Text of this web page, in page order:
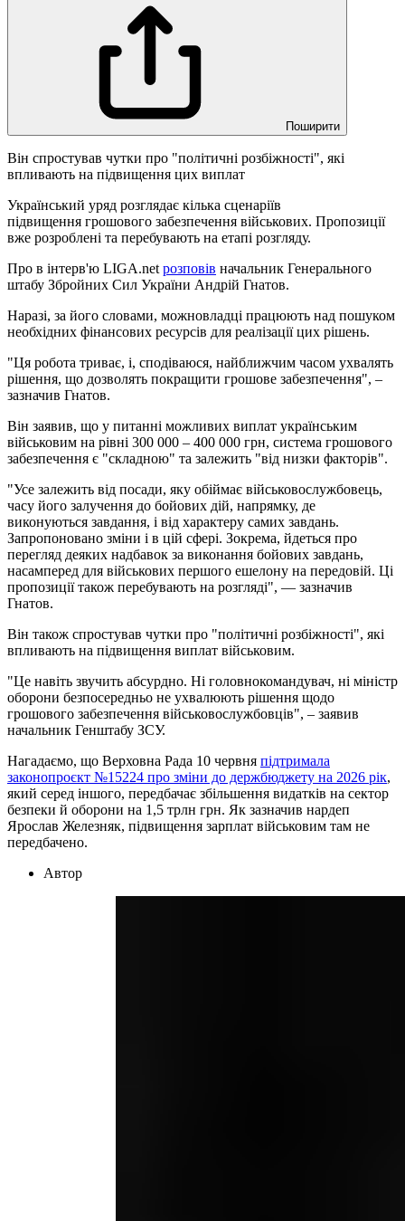
Поширити
Він спростував чутки про "політичні розбіжності", які
впливають на підвищення цих виплат
Український уряд розглядає кілька сценаріїв
підвищення грошового забезпечення військових. Пропозиції
вже розроблені та перебувають на етапі розгляду.
Про в інтерв'ю LIGA.netрозповів начальник Генерального
штабу Збройних Сил України Андрій Гнатов.
Наразі, за його словами, можновладці працюють над пошуком
необхідних фінансових ресурсів для реалізації цих рішень.
"Ця робота триває, і, сподіваюся, найближчим часом ухвалять
рішення, що дозволять покращити грошове забезпечення", –
зазначив Гнатов.
Він заявив, що у питанні можливих виплат українським
військовим на рівні 300 000 – 400 000 грн, система грошового
забезпечення є "складною" та залежить "від низки факторів".
"Усе залежить від посади, яку обіймає військовослужбовець,
часу його залучення до бойових дій, напрямку, де
виконуються завдання, і від характеру самих завдань.
Запропоновано зміни і в цій сфері. Зокрема, йдеться про
перегляд деяких надбавок за виконання бойових завдань,
насамперед для військових першого ешелону на передовій. Ці
пропозиції також перебувають на розгляді", — зазначив
Гнатов.
Він також спростував чутки про "політичні розбіжності", які
впливають на підвищення виплат військовим.
"Це навіть звучить абсурдно. Ні головнокомандувач, ні міністр
оборони безпосередньо не ухвалюють рішення щодо
грошового забезпечення військовослужбовців", – заявив
начальник Генштабу ЗСУ.
Нагадаємо, що Верховна Рада 10 червня підтримала
законопроєкт №15224 про зміни до держбюджету на 2026 рік,
який серед іншого, передбачає збільшення видатків на сектор
безпеки й оборони на 1,5 трлн грн. Як зазначив нардеп
Ярослав Железняк, підвищення зарплат військовим там не
передбачено.
Автор